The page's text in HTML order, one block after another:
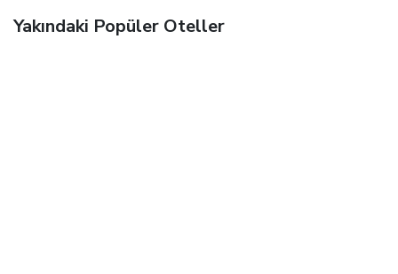
Yakındaki Popüler Oteller